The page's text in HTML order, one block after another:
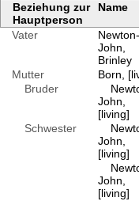
Beziehung zur
Hauptperson
Name
Vater
Newton-
John,
Brinley
Mutter
Born,
Bruder
John,
[living]
Schwester
John,
[living]
John,
[living]